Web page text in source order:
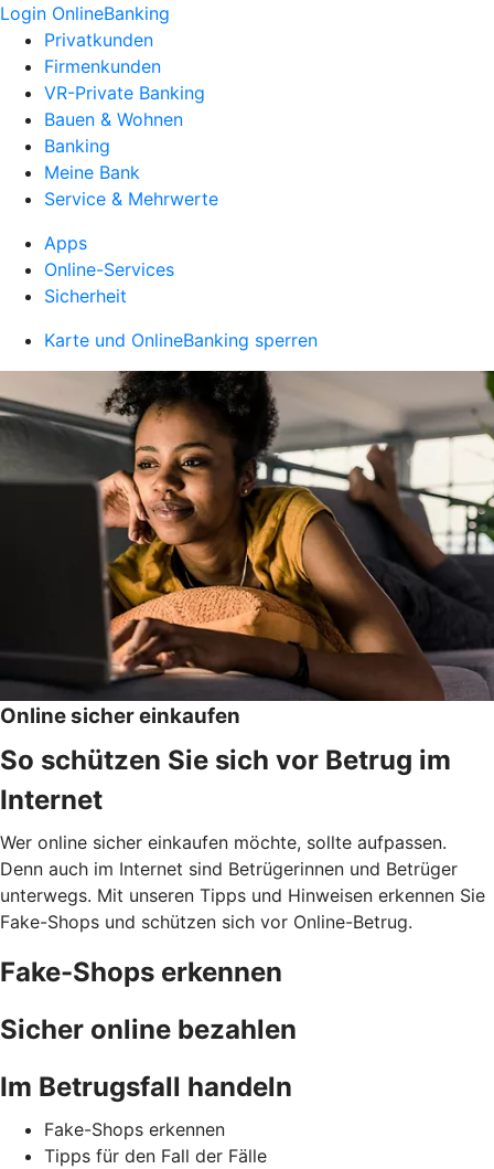
Login OnlineBanking
Privatkunden
Firmenkunden
VR-Private Banking
Bauen & Wohnen
Banking
Meine Bank
Service & Mehrwerte
Apps
Online-Services
Sicherheit
Karte und OnlineBanking sperren
Online sicher einkaufen
So schützen Sie sich vor Betrug im
Internet
Wer online sicher einkaufen möchte, sollte aufpassen.
Denn auch im Internet sind Betrügerinnen und Betrüger
unterwegs. Mit unseren Tipps und Hinweisen erkennen Sie
Fake-Shops und schützen sich vor Online-Betrug.
Fake-Shops erkennen
Sicher online bezahlen
Im Betrugsfall handeln
Fake-Shops erkennen
Tipps für den Fall der Fälle